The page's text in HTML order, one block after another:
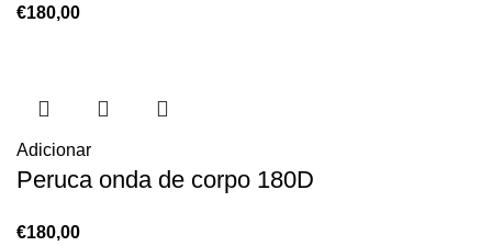
€180,00
Adicionar
Peruca onda de corpo 180D
€180,00